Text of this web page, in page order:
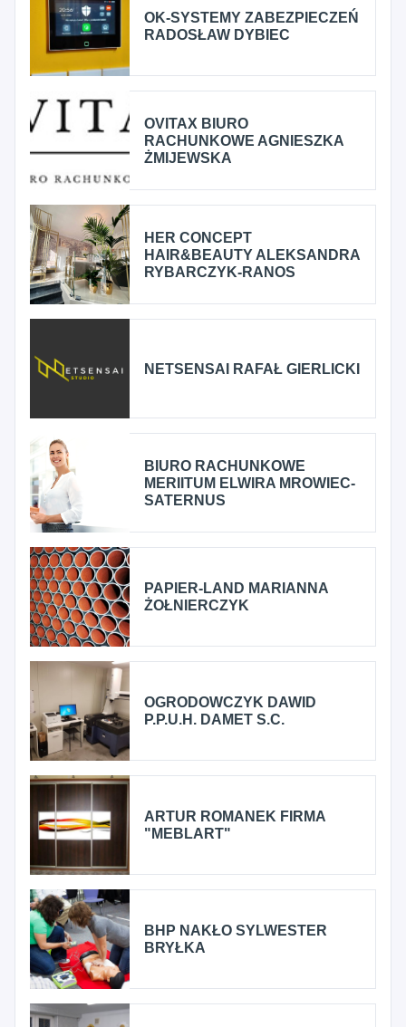
OK-SYSTEMY ZABEZPIECZEŃ
RADOSŁAW DYBIEC
OVITAX BIURO
RACHUNKOWE AGNIESZKA
ŻMIJEWSKA
HER CONCEPT
HAIR&BEAUTY ALEKSANDRA
RYBARCZYK-RANOS
NETSENSAI RAFAŁ GIERLICKI
BIURO RACHUNKOWE
MERIITUM ELWIRA MROWIEC-
SATERNUS
PAPIER-LAND MARIANNA
ŻOŁNIERCZYK
OGRODOWCZYK DAWID
P.P.U.H. DAMET S.C.
ARTUR ROMANEK FIRMA
"MEBLART"
BHP NAKŁO SYLWESTER
BRYŁKA